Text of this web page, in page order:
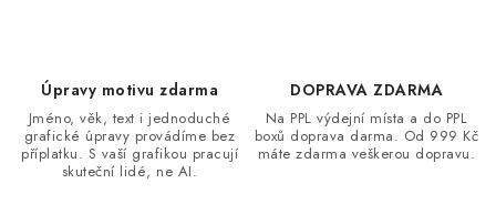
Úpravy motivu zdarma
Jméno, věk, text i jednoduché
grafické úpravy provádíme bez
příplatku. S vaší grafikou pracují
skuteční lidé, ne AI.
DOPRAVA ZDARMA
Na PPL výdejní místa a do PPL
boxů doprava darma. Od 999 Kč
máte zdarma veškerou dopravu.